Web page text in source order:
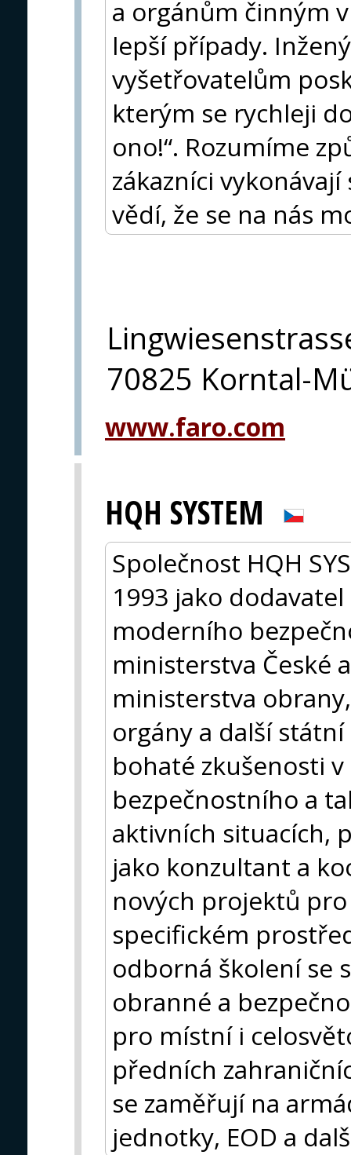
a orgánům činným
lepší případy.
vyšetřovatelům
kterým se rychleji
ono!“. Rozumíme
zákazníci
vědí, že se na nás
70825 Korntal-
www.faro.com
HQH SYSTEM
Společnost HQH
1993 jako
moderního
ministerstva České
ministerstva
orgány a další
bohaté zkušenosti
bezpečnostního a
aktivních situacích,
jako konzultant a
nových projektů
specifickém
odborná školení se
obranné a
pro místní i
předních
se zaměřují na
jednotky, EOD a